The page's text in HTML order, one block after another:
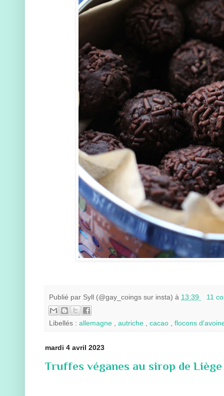
Publié par Syll (@gay_coings sur insta) à 13:39 11
Libellés : allemagne autriche cacao flocons
mardi 4 avril 2023
Truffes véganes au sirop de Liège